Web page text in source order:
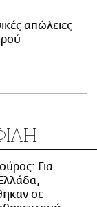
απώλειες
Για
σε